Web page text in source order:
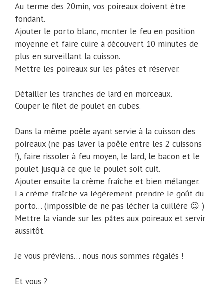
Au terme des 20min, vos poireaux doivent être
fondant.
Ajouter le porto blanc, monter le feu en position
moyenne et faire cuire à découvert 10 minutes de
plus en surveillant la cuisson.
Mettre les poireaux sur les pâtes et réserver.
Détailler les tranches de lard en morceaux.
Couper le filet de poulet en cubes.
Dans la même poêle ayant servie à la cuisson des
poireaux (ne pas laver la poêle entre les 2 cuissons
!), faire rissoler à feu moyen, le lard, le bacon et le
poulet jusqu’à ce que le poulet soit cuit.
Ajouter ensuite la crème fraîche et bien mélanger.
La crème fraîche va légèrement prendre le goût du
porto… (impossible de ne pas lécher la cuillère 😉 )
Mettre la viande sur les pâtes aux poireaux et servir
aussitôt.
Je vous préviens… nous nous sommes régalés !
Et vous ?